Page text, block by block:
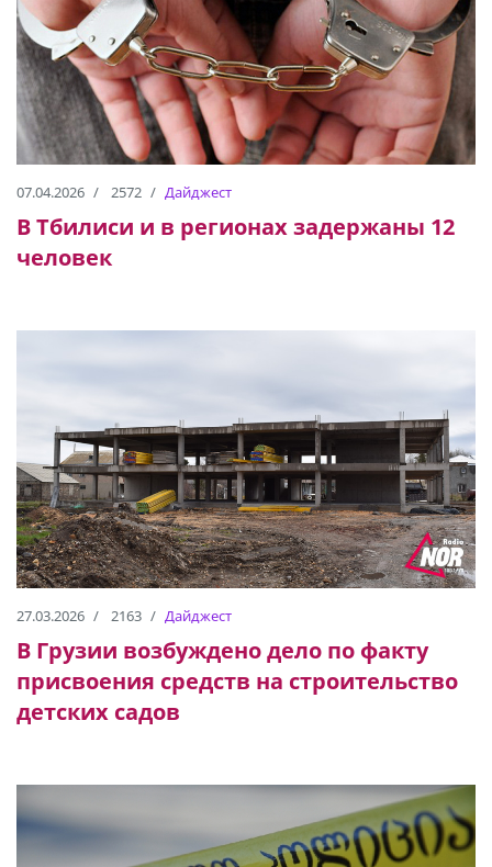
07.04.2026 2572 Дайджест
В Тбилиси и в регионах задержаны 12
человек
27.03.2026 2163 Дайджест
В Грузии возбуждено дело по факту
присвоения средств на строительство
детских садов